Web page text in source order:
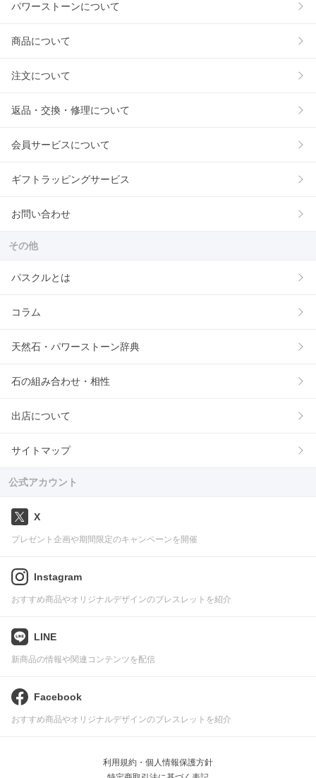
パワーストーンについて
商品について
注文について
返品・交換・修理について
会員サービスについて
ギフトラッピングサービス
お問い合わせ
その他
パスクルとは
コラム
天然石・パワーストーン辞典
石の組み合わせ・相性
出店について
サイトマップ
公式アカウント
X
プレゼント企画や期間限定のキャンペーンを開催
Instagram
おすすめ商品やオリジナルデザインのブレスレットを紹介
LINE
新商品の情報や関連コンテンツを配信
Facebook
おすすめ商品やオリジナルデザインのブレスレットを紹介
利用規約・個人情報保護方針